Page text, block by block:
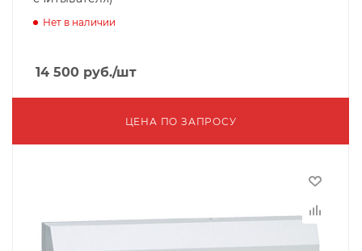
Нет в наличии
14 500 руб./шт
ЦЕНА ПО ЗАПРОСУ